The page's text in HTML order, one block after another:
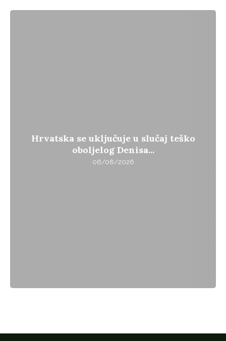
Hrvatska se uključuje u slučaj teško
oboljelog Denisa...
06/08/2026